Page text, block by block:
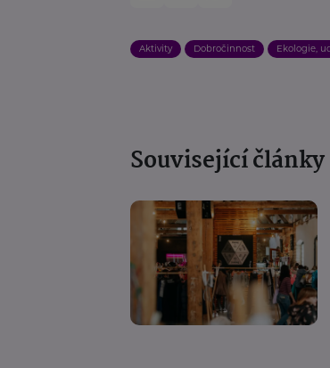
Aktivity Dobročinnost Ekologie,
Související články